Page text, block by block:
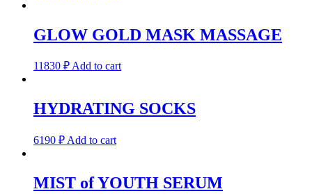
GLOW GOLD MASK MASSAGE
11830 ₽Add to cart
HYDRATING SOCKS
6190 ₽ Add to cart
MIST of YOUTH SERUM